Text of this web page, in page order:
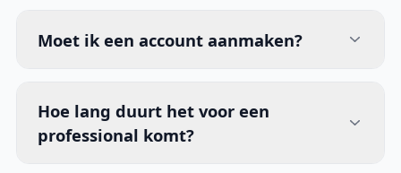
Moet ik een account aanmaken?
Hoe lang duurt het voor een
professional komt?